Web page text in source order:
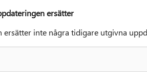
ersätter
ersätter inte några tidigare utgivna